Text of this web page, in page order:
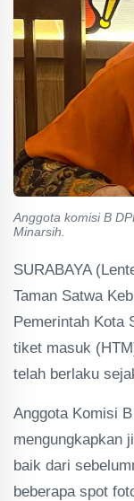
Anggota komisi B
Minarsih.
SURABAYA
Taman Satwa
Pemerintah Kota
tiket masuk
telah berlaku
Anggota Komisi
mengungkapkan
baik dari
beberapa spot